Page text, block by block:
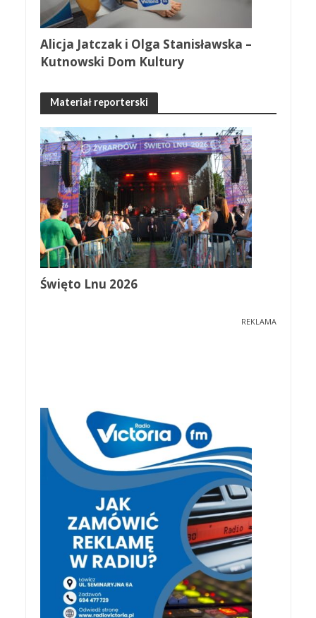
Alicja Jatczak i Olga Stanisławska –
Kutnowski Dom Kultury
Materiał reporterski
Święto Lnu 2026
REKLAMA